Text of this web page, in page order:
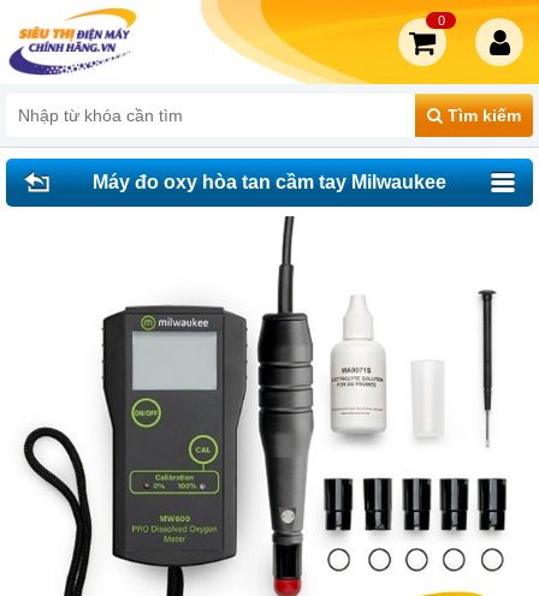
Tìm kiếm
0
Máy đo oxy hòa tan cầm tay Milwaukee
MW600